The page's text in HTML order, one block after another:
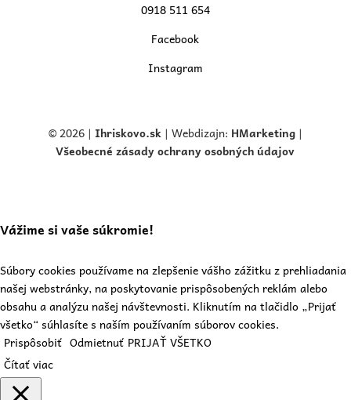
0918 511 654
Facebook
Instagram
© 2026 | Ihriskovo.sk| Webdizajn: HMarketing |
Všeobecné zásady ochrany osobných údajov
Vážime si vaše súkromie!
Súbory cookies používame na zlepšenie vášho zážitku z prehliadania
našej webstránky, na poskytovanie prispôsobených reklám alebo
obsahu a analýzu našej návštevnosti. Kliknutím na tlačidlo „Prijať
všetko“ súhlasíte s naším používaním súborov cookies.
Prispôsobiť Odmietnuť PRIJAŤ VŠETKO
Čítať viac